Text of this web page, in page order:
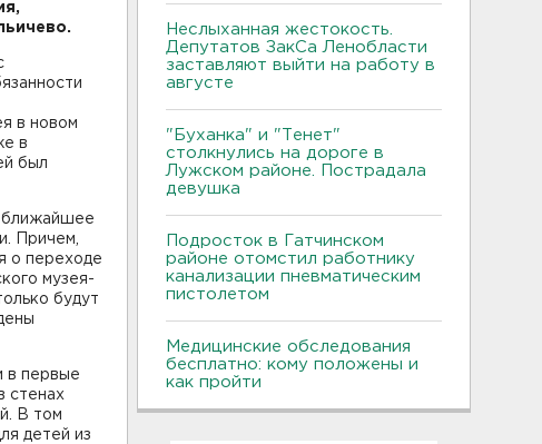
в новом
в
был
ближайшее
Причем,
о переходе
музея-
будут
в первые
стенах
В том
детей из
Неслыханная жестокость.
Депутатов ЗакСа Ленобласти
заставляют выйти на работу в
августе
"Буханка" и "Тенет"
столкнулись на дороге в
Лужском районе. Пострадала
девушка
Подросток в Гатчинском
районе отомстил работнику
канализации пневматическим
пистолетом
Медицинские обследования
бесплатно: кому положены и
как пройти